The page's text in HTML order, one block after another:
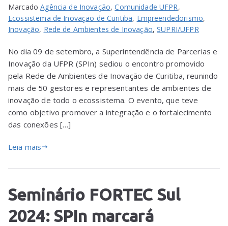
MarcadoAgência de Inovação,Comunidade UFPR,
Ecossistema de Inovação de Curitiba, Empreendedorismo,
Inovação, Rede de Ambientes de Inovação,SUPRI/UFPR
No dia 09 de setembro, a Superintendência de Parcerias e
Inovação da UFPR (SPIn) sediou o encontro promovido
pela Rede de Ambientes de Inovação de Curitiba, reunindo
mais de 50 gestores e representantes de ambientes de
inovação de todo o ecossistema. O evento, que teve
como objetivo promover a integração e o fortalecimento
das conexões […]
Leia mais
Seminário FORTEC Sul
2024: SPIn marcará